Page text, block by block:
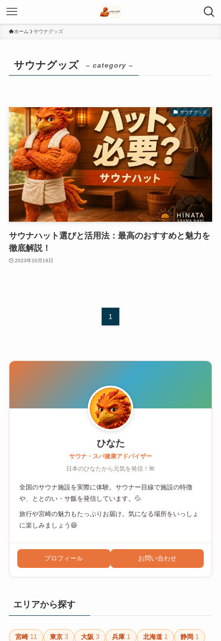
ホーム サウナグッズ
サウナグッズ – category –
サウナグッズ
サウナハット選びと活用法：最高のおすすめと魅力を
徹底解説！
2023年10月19日
1
ひなた
サウナ・スパ健康アドバイザー
日本のひなたから元気を発信！🌺
全国のサウナ施設を実際に体験。サウナー目線で施設の特徴
や、ととのい・サ飯を発信しています。💦
旅行や宮崎の魅力もたっぷりお届け。気になる場所をいっしょ
に楽しみましょう😆
プロフィール お問い合わせ
エリアから探す
宮崎 11 東京 3 大阪 3 兵庫 1 北海道 1 静岡 1